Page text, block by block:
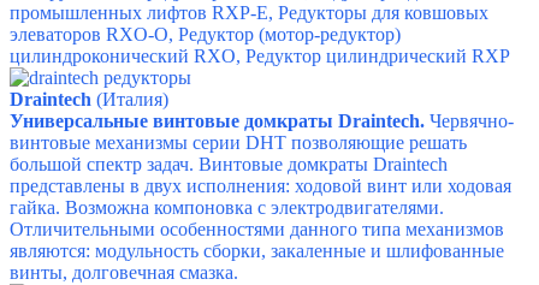
промышленных лифтов RXP-E, Редукторы для ковшовых
элеваторов RXO-O, Редуктор (мотор-редуктор)
цилиндроконический RXO, Редуктор цилиндрический RXP
Draintech (Италия)
Универсальные винтовые домкраты Draintech. Червячно-
винтовые механизмы серии DHT позволяющие решать
большой спектр задач. Винтовые домкраты Draintech
представлены в двух исполнения: ходовой винт или ходовая
гайка. Возможна компоновка с электродвигателями.
Отличительными особенностями данного типа механизмов
являются: модульность сборки, закаленные и шлифованные
винты, долговечная смазка.